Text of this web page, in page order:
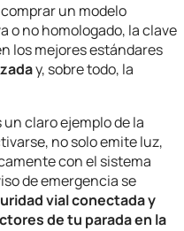
un modelo
o no homologado, la clave
los mejores estándares
y, sobre todo, la
un claro ejemplo de la
no solo emite luz,
con el sistema
de emergencia se
vial conectada y
de tu parada en la